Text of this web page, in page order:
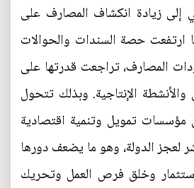
إلى زيادة انكشاف المصارف على
ارتفعت حصة السندات والحوالات
المصارف، تراجعت قدرتها على
الإنتاجية. وبذلك تتحول
مؤسسات تمويل وتنمية اقتصادية
لعجز الدولة، وهو ما يضعف دورها
وخلق فرص العمل وتحريك